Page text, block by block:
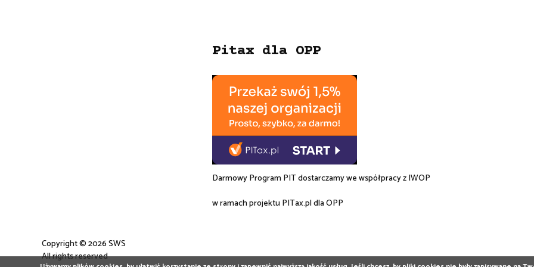
Copyright © 2026 SWS
All rights reserved
Pitax dla OPP
Darmowy Program PIT dostarczamy we współpracy zIWOP
w ramach projektu PITax.pldla OPP